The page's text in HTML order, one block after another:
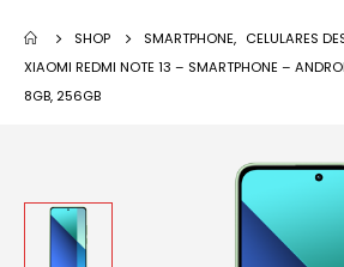
SHOP SMARTPHONE, CELULARES
XIAOMI REDMI NOTE 13 – SMARTPHONE –
8GB, 256GB